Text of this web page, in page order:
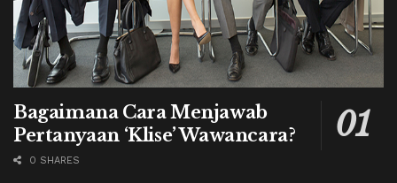
Bagaimana Cara Menjawab
Pertanyaan ‘Klise’ Wawancara?
0 SHARES